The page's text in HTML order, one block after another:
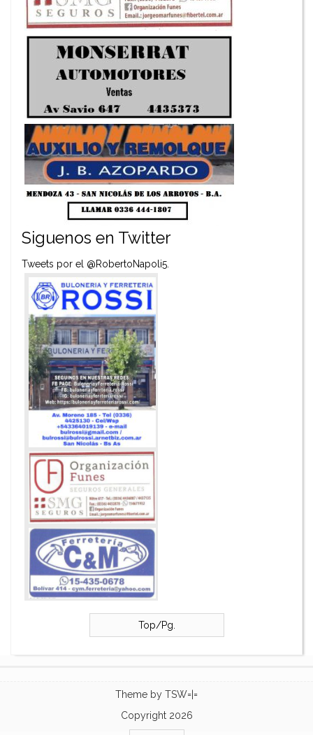
Siguenos en Twitter
Tweets por el @RobertoNapoli5.
Top/Pg.
Theme by TSW=|=
Copyright 2026